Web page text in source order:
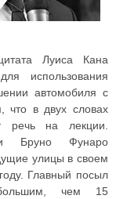
Луиса Кана
использования
автомобиля с
что в двух словах
речь на лекции.
Бруно Фунаро
улицы в своем
Главный посыл
чем 15